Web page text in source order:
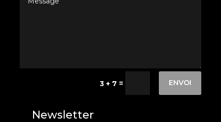
3 + 7 = ENVOI
Newsletter